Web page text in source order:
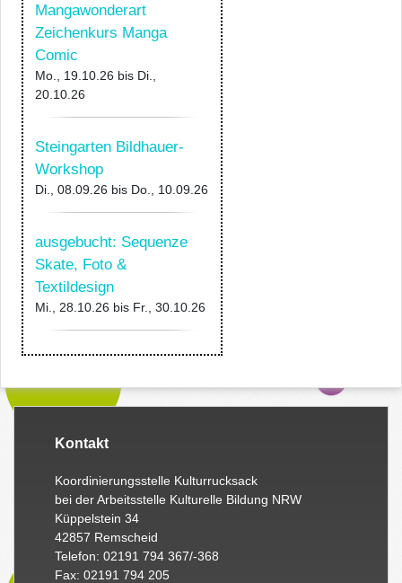
Mangawonderart
Zeichenkurs Manga
Comic
Mo., 19.10.26 bis Di.,
20.10.26
Steingarten Bildhauer-
Workshop
Di., 08.09.26 bis Do., 10.09.26
ausgebucht: Sequenze
Skate, Foto &
Textildesign
Mi., 28.10.26 bis Fr., 30.10.26
Kontakt
Koordinierungsstelle Kulturrucksack
bei der Arbeitsstelle Kulturelle Bildung NRW
Küppelstein 34
42857 Remscheid
Telefon: 02191 794 367/-368
Fax: 02191 794 205